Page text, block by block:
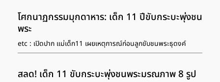
โศกนาฏกรรมมุกดาหาร: เด็ก 11 ปีขับกระบะพุ่งชน
พระ
etc : เปิดปาก แม่เด็ก11 เผยเหตุการณ์ก่อนลูกขับชนพระธุดงค์
สลด! เด็ก 11 ขับกระบะพุ่งชนพระมรณภาพ 8 รูป